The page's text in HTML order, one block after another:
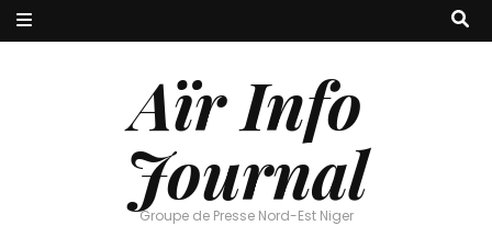
Aïr Info
Journal
Groupe de Presse Nord-Est Niger